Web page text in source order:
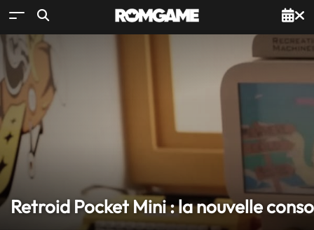
Retroid Pocket Mini : la nouvelle